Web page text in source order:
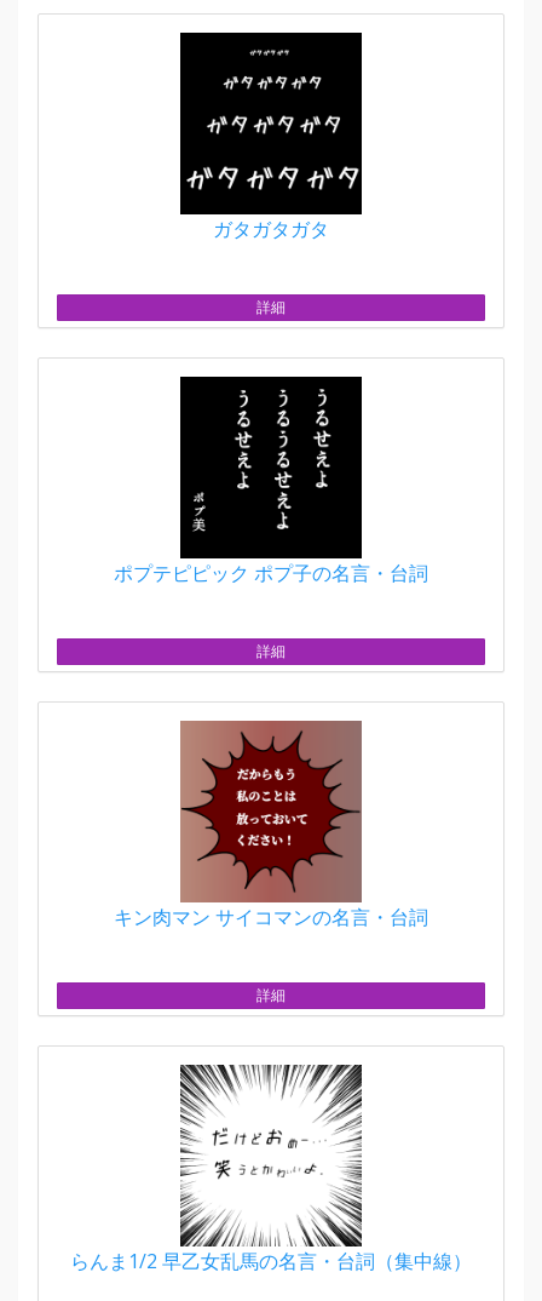
ガタガタガタ
詳細
ポプテピピック ポプ子の名言・台詞
詳細
キン肉マン サイコマンの名言・台詞
詳細
らんま1/2 早乙女乱馬の名言・台詞（集中線）